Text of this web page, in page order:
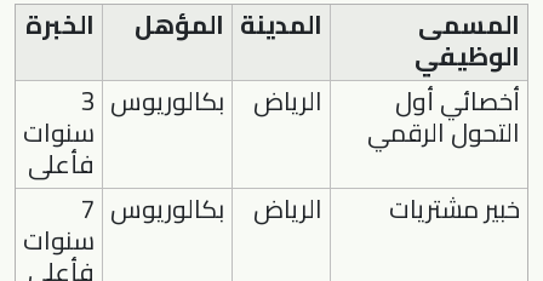
المسمى
الوظيفي
المدينة المؤهل
الخبرة
أخصائي أول
التحول الرقمي
الرياض بكالوريوس 3
سنوات
فأعلى
خبير مشتريات
الرياض بكالوريوس 7
سنوات